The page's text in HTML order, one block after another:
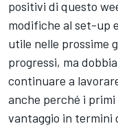
positivi di questo
modifiche al set-up
utile nelle prossime
progressi, ma
continuare a
anche perché i
vantaggio in termini